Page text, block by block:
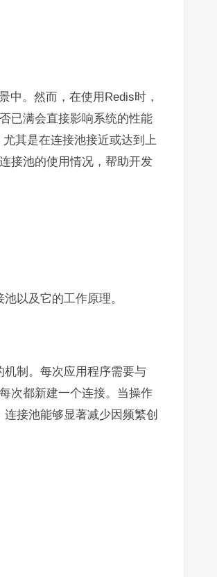
中。然而，在使用Redis时，
已满会直接影响系统的性能
其是在连接池接近或达到上
接池的使用情况，帮助开发
以及它的工作原理。
制。每次应用程序需要与
次都新建一个连接。当操作
接池能够显著减少因频繁创